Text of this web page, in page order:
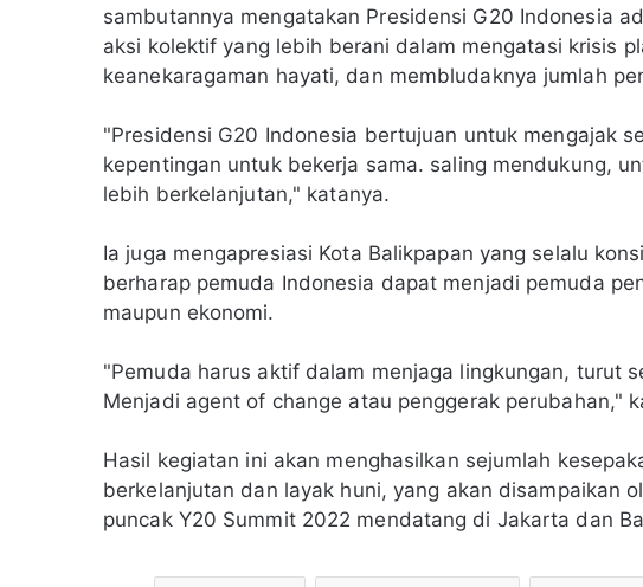
sambutannya mengatakan Presidensi G20 Indonesia
aksi kolektif yang lebih berani dalam mengatasi krisis
keanekaragaman hayati, dan membludaknya jumlah
"Presidensi G20 Indonesia bertujuan untuk mengajak
kepentingan untuk bekerja sama. saling mendukung,
lebih berkelanjutan," katanya.
Ia juga mengapresiasi Kota Balikpapan yang selalu
berharap pemuda Indonesia dapat menjadi pemuda
maupun ekonomi.
"Pemuda harus aktif dalam menjaga lingkungan, turut
Menjadi agent of change atau penggerak perubahan,"
Hasil kegiatan ini akan menghasilkan sejumlah
berkelanjutan dan layak huni, yang akan disampaikan
puncak Y20 Summit 2022 mendatang di Jakarta dan